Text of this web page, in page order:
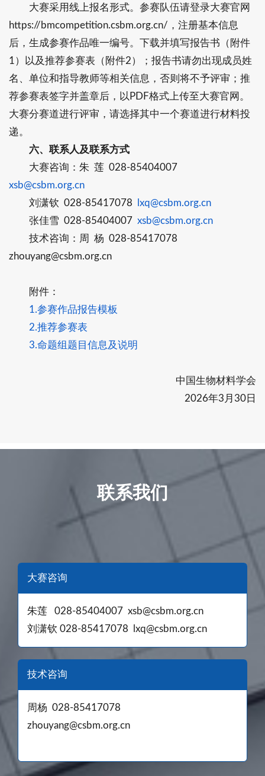
大赛采用线上报名形式。参赛队伍请登录大赛官网
https://bmcompetition.csbm.org.cn/，注册基本信息
后，生成参赛作品唯一编号。下载并填写报告书（附件
1）以及推荐参赛表（附件2）；报告书请勿出现成员姓
名、单位和指导教师等相关信息，否则将不予评审；推
荐参赛表签字并盖章后，以PDF格式上传至大赛官网。
大赛分赛道进行评审，请选择其中一个赛道进行材料投
递。
六、联系人及联系方式
大赛咨询：朱 莲 028-85404007
xsb@csbm.org.cn
刘潇钦 028-85417078
lxq@csbm.org.cn
张佳雪 028-85404007 xsb@csbm.org.cn
技术咨询：周 杨 028-85417078
zhouyang@csbm.org.cn
附件：
1.参赛作品报告模板
2.推荐参赛表
3.命题组题目信息及说明
中国生物材料学会
2026年3月30日
联系我们
大赛咨询
朱莲 028-85404007 xsb@csbm.org.cn
刘潇钦 028-85417078 lxq@csbm.org.cn
技术咨询
周杨 028-85417078
zhouyang@csbm.org.cn